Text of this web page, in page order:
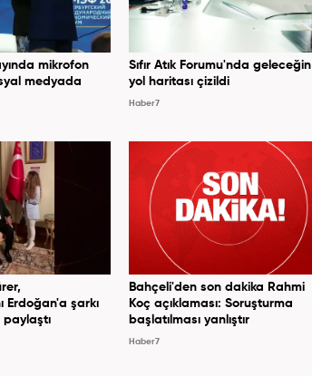
mikrofon
medyada
Sıfır Atık Forumu'nda geleceğin
yol haritası çizildi
Haber7
Erdoğan'a şarkı
paylaştı
Bahçeli'den son dakika Rahmi
Koç açıklaması: Soruşturma
başlatılması yanlıştır
Haber7